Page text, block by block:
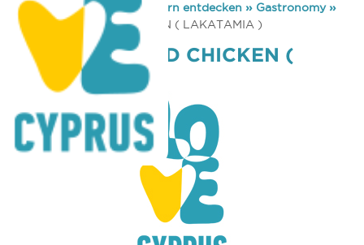
You are here: Home »Zypern entdecken » Gastronomy»
KENTUCKY FRIED CHICKEN ( LAKATAMIA )
KENTUCKY FRIED CHICKEN (
LAKATAMIA )